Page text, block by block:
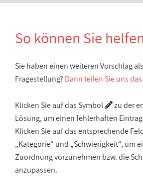
So können Sie
Sie haben einen weiteren Vorschlag
Fragestellung? Dann teilen Sie uns
Klicken Sie auf das Symbol
zu der
Lösung, um einen fehlerhaften
Klicken Sie auf das entsprechende
„Kategorie“ und „Schwierigkeit“, um
Zuordnung vorzunehmen bzw. die
anzupassen.